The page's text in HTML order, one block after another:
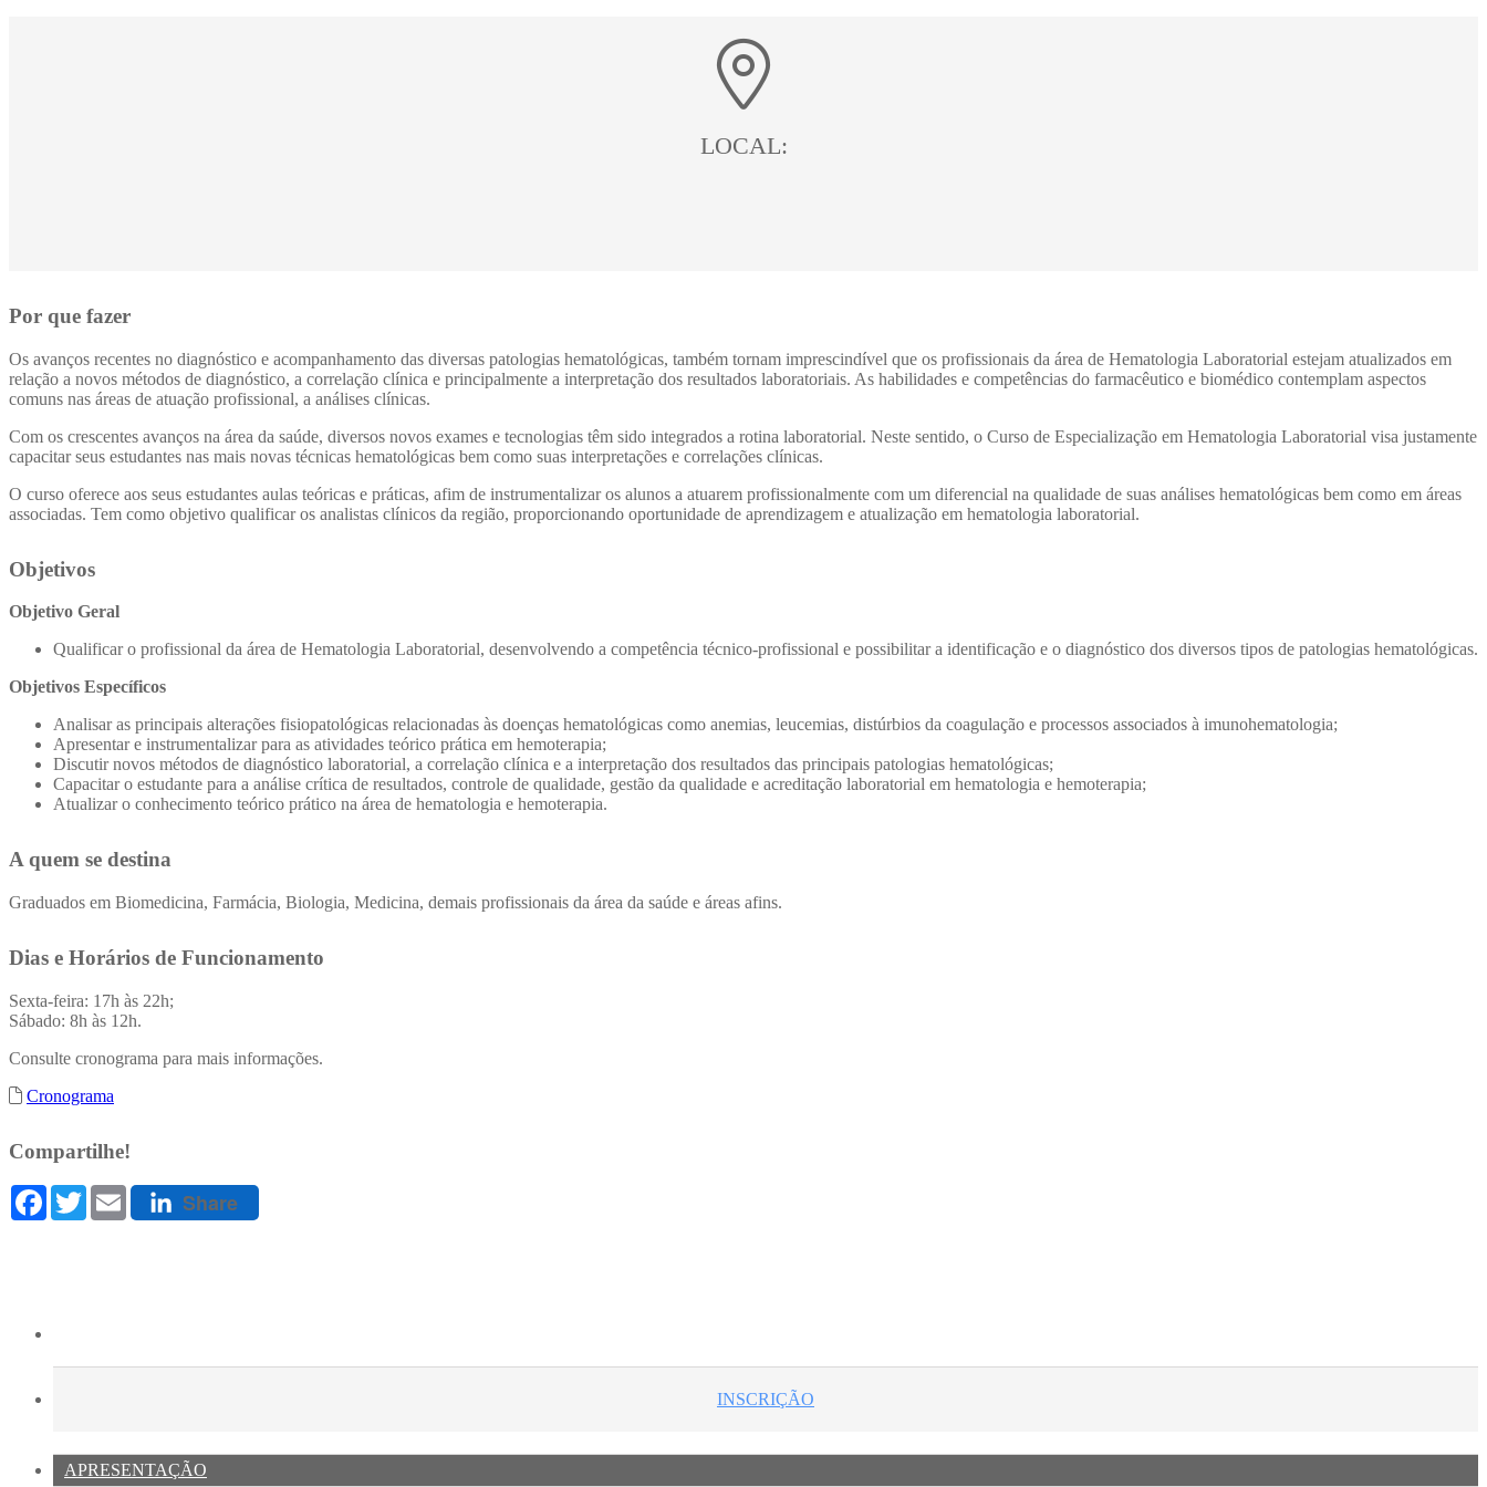
LOCAL:
Por que fazer
Os avanços recentes no diagnóstico e acompanhamento das diversas patologias hematológicas, também tornam imprescindível que os profissionais da área de Hematologia Laboratorial estejam atualizados em
relação a novos métodos de diagnóstico, a correlação clínica e principalmente a interpretação dos resultados laboratoriais. As habilidades e competências do farmacêutico e biomédico contemplam aspectos
comuns nas áreas de atuação profissional, a análises clínicas.
Com os crescentes avanços na área da saúde, diversos novos exames e tecnologias têm sido integrados a rotina laboratorial. Neste sentido, o Curso de Especialização em Hematologia Laboratorial visa justamente
capacitar seus estudantes nas mais novas técnicas hematológicas bem como suas interpretações e correlações clínicas.
O curso oferece aos seus estudantes aulas teóricas e práticas, afim de instrumentalizar os alunos a atuarem profissionalmente com um diferencial na qualidade de suas análises hematológicas bem como em áreas
associadas. Tem como objetivo qualificar os analistas clínicos da região, proporcionando oportunidade de aprendizagem e atualização em hematologia laboratorial.
Objetivos
Objetivo Geral
Qualificar o profissional da área de Hematologia Laboratorial, desenvolvendo a competência técnico-profissional e possibilitar a identificação e o diagnóstico dos diversos tipos de patologias hematológicas.
Objetivos Específicos
Analisar as principais alterações fisiopatológicas relacionadas às doenças hematológicas como anemias, leucemias, distúrbios da coagulação e processos associados à imunohematologia;
Apresentar e instrumentalizar para as atividades teórico prática em hemoterapia;
Discutir novos métodos de diagnóstico laboratorial, a correlação clínica e a interpretação dos resultados das principais patologias hematológicas;
Capacitar o estudante para a análise crítica de resultados, controle de qualidade, gestão da qualidade e acreditação laboratorial em hematologia e hemoterapia;
Atualizar o conhecimento teórico prático na área de hematologia e hemoterapia.
A quem se destina
Graduados em Biomedicina, Farmácia, Biologia, Medicina, demais profissionais da área da saúde e áreas afins.
Dias e Horários de Funcionamento
Sexta-feira: 17h às 22h;
Sábado: 8h às 12h.
Consulte cronograma para mais informações.
Cronograma
Compartilhe!
Facebook
TwitterEmail Share
INSCRIÇÃO
APRESENTAÇÃO